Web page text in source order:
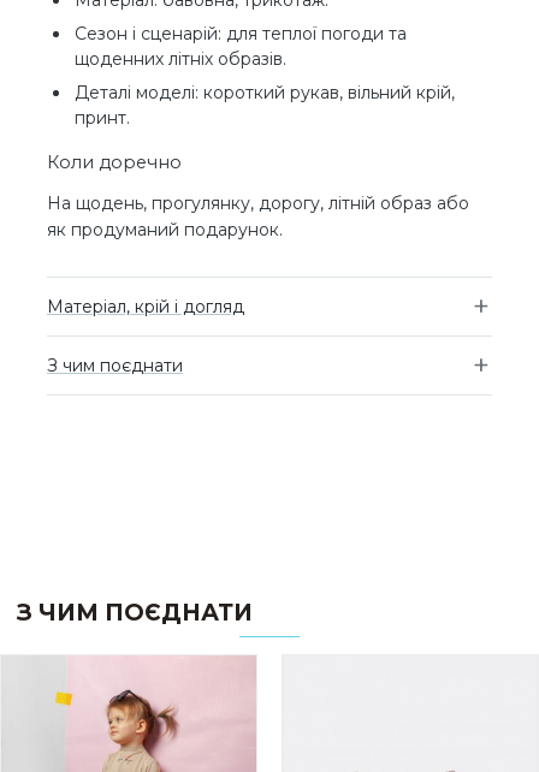
Сезон і сценарій: для теплої погоди та
щоденних літніх образів.
Деталі моделі: короткий рукав, вільний крій,
принт.
Коли доречно
На щодень, прогулянку, дорогу, літній образ або
як продуманий подарунок.
Матеріал, крій і догляд
З чим поєднати
З ЧИМ ПОЄДНАТИ